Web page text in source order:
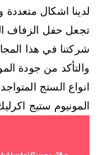
لدينا اشكال متعددة
تجعل حفل الزفاف
شركتنا في هذا
والتأكد من جودة
انواع الستج
المونيوم ستيج